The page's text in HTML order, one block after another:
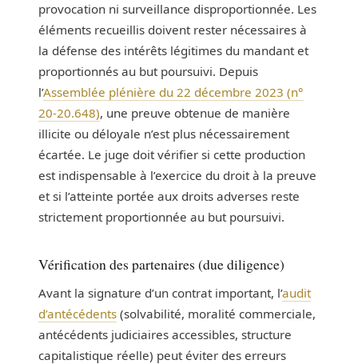
provocation ni surveillance disproportionnée. Les
éléments recueillis doivent rester nécessaires à
la défense des intérêts légitimes du mandant et
proportionnés au but poursuivi. Depuis
l’Assemblée plénière du 22 décembre 2023 (n°
20-20.648), une preuve obtenue de manière
illicite ou déloyale n’est plus nécessairement
écartée. Le juge doit vérifier si cette production
est indispensable à l’exercice du droit à la preuve
et si l’atteinte portée aux droits adverses reste
strictement proportionnée au but poursuivi.
Vérification des partenaires (due diligence)
Avant la signature d’un contrat important, l’audit
d’antécédents (solvabilité, moralité commerciale,
antécédents judiciaires accessibles, structure
capitalistique réelle) peut éviter des erreurs